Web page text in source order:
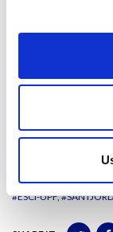
Vaig tenir la
esperava entendre
tenia la sensació
d’un llibre
UE… Potser no és
#ESCI-UPF